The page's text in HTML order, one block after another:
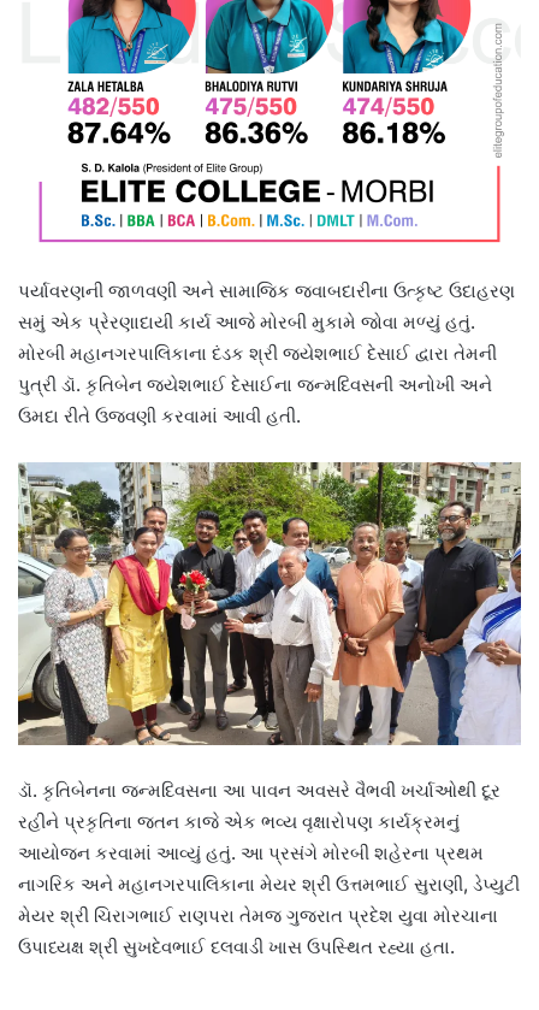
પર્યાવરણની જાળવણી અને સામાજિક જવાબદારીના ઉત્કૃષ્ટ ઉદાહરણ
સમું એક પ્રેરણાદાયી કાર્ય આજે મોરબી મુકામે જોવા મળ્યું હતું.
મોરબી મહાનગરપાલિકાના દંડક શ્રી જયેશભાઈ દેસાઈ દ્વારા તેમની
પુત્રી ડૉ. કૃતિબેન જયેશભાઈ દેસાઈના જન્મદિવસની અનોખી અને
ઉમદા રીતે ઉજવણી કરવામાં આવી હતી.
ડૉ. કૃતિબેનના જન્મદિવસના આ પાવન અવસરે વૈભવી ખર્ચાઓથી દૂર
રહીને પ્રકૃતિના જતન કાજે એક ભવ્ય વૃક્ષારોપણ કાર્યક્રમનું
આયોજન કરવામાં આવ્યું હતું. આ પ્રસંગે મોરબી શહેરના પ્રથમ
નાગરિક અને મહાનગરપાલિકાના મેયર શ્રી ઉત્તમભાઈ સુરાણી, ડેપ્યુટી
મેયર શ્રી ચિરાગભાઈ રાણપરા તેમજ ગુજરાત પ્રદેશ યુવા મોરચાના
ઉપાધ્યક્ષ શ્રી સુખદેવભાઈ દલવાડી ખાસ ઉપસ્થિત રહ્યા હતા.